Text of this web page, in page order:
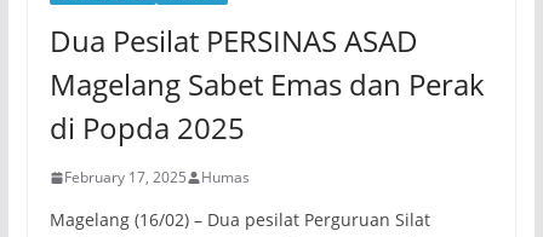
Dua Pesilat PERSINAS ASAD
Magelang Sabet Emas dan Perak
di Popda 2025
February 17, 2025 Humas
Magelang (16/02) – Dua pesilat Perguruan Silat